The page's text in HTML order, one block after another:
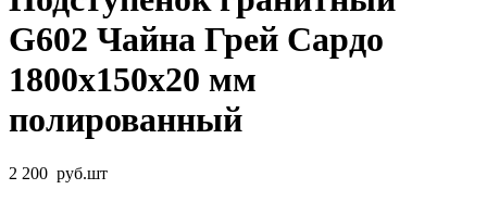
G602 Чайна Грей Сардо
1800x150x20 мм
полированный
2 200 руб.шт